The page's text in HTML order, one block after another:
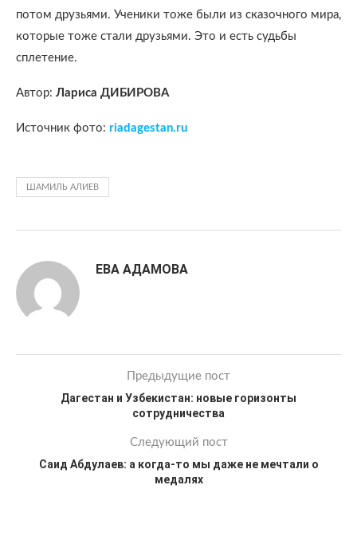
потом друзьями. Ученики тоже были из сказочного мира,
которые тоже стали друзьями. Это и есть судьбы
сплетение.
Автор: Лариса ДИБИРОВА
Источник фото: riadagestan.ru
ШАМИЛЬ АЛИЕВ
ЕВА АДАМОВА
Предыдущие пост
Дагестан и Узбекистан: новые горизонты
сотрудничества
Следующий пост
Саид Абдулаев: а когда-то мы даже не мечтали о
медалях